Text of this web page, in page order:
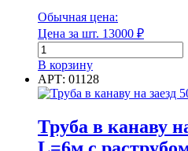
Единица измерения
Форма
SN8
(на
отрез)
Обычная цена:
Цена за шт. 13000 ₽
Количество
товара
Труба
в
канаву
на
заезд
500/435
В корзину
АРТ: 01128
Труба в канаву